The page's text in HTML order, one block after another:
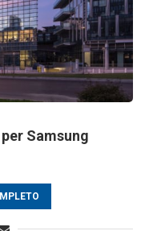
Samsung